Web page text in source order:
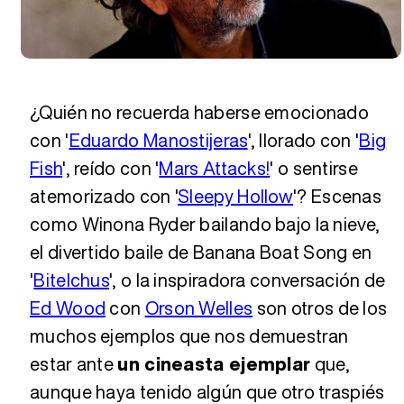
¿Quién no recuerda haberse emocionado
con 'Eduardo Manostijeras', llorado con 'Big
Fish', reído con 'Mars Attacks!' o sentirse
atemorizado con 'Sleepy Hollow'? Escenas
como Winona Ryder bailando bajo la nieve,
el divertido baile de Banana Boat Song en
'Bitelchus', o la inspiradora conversación de
Ed Wood con Orson Welles son otros de los
muchos ejemplos que nos demuestran
estar anteun cineasta ejemplar que,
aunque haya tenido algún que otro traspiés